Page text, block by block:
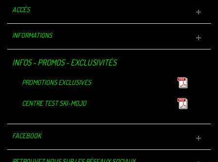
ACCÈS
INFORMATIONS
INFOS - PROMOS - EXCLUSIVITÉS
PROMOTIONS EXCLUSIVES
CENTRE TEST SKI-MOJO
FACEBOOK